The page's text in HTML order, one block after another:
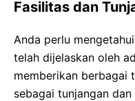
Fasilitas dan
Anda perlu
telah dijelaskan oleh
memberikan berbagai
sebagai tunjangan